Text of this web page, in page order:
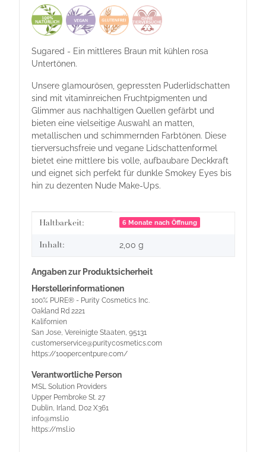
Sugared - Ein mittleres Braun mit kühlen rosa
Untertönen.
Unsere glamourösen, gepressten Puderlidschatten
sind mit vitaminreichen Fruchtpigmenten und
Glimmer aus nachhaltigen Quellen gefärbt und
bieten eine vielseitige Auswahl an matten,
metallischen und schimmernden Farbtönen. Diese
tierversuchsfreie und vegane Lidschattenformel
bietet eine mittlere bis volle, aufbaubare Deckkraft
und eignet sich perfekt für dunkle Smokey Eyes bis
hin zu dezenten Nude Make-Ups.
Produkteigenschaft
Wert
Haltbarkeit: 6 Monate nach Öffnung
Inhalt: 2,00 g
Angaben zur Produktsicherheit
Herstellerinformationen
100% PURE® - Purity Cosmetics Inc.
Oakland Rd 2221
Kalifornien
San Jose, Vereinigte Staaten, 95131
customerservice@puritycosmetics.com
https://100percentpure.com/
Verantwortliche Person
MSL Solution Providers
Upper Pembroke St. 27
Dublin, Irland, D02 X361
info@msl.io
https://msl.io